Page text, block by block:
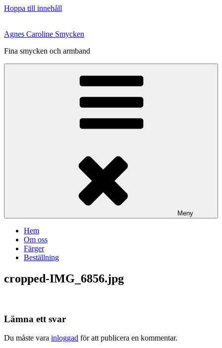
Hoppa till innehåll
Agnes Caroline Smycken
Fina smycken och armband
Meny
Hem
Om oss
Färger
Beställning
cropped-IMG_6856.jpg
Lämna ett svar
Du måste vara inloggad för att publicera en kommentar.